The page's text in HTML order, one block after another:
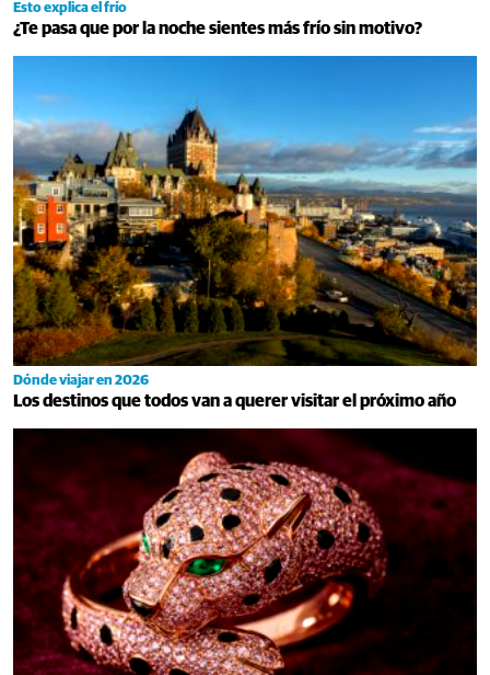
Esto explica el frío
¿Te pasa que por la noche sientes más frío sin motivo?
Dónde viajar en 2026
Los destinos que todos van a querer visitar el próximo año